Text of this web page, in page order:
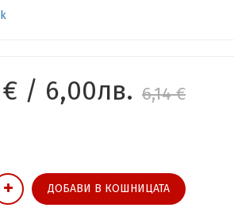
€ / 6,00лв. 6,14 €
ДОБАВИ В КОШНИЦАТА